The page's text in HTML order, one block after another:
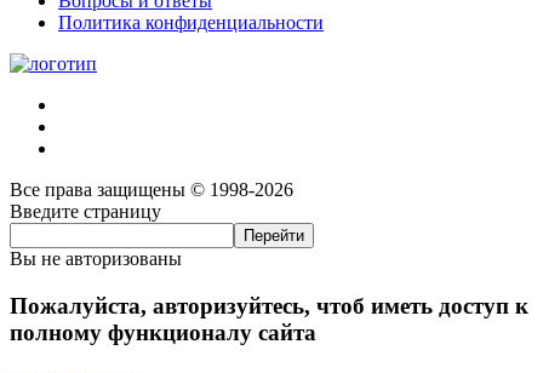
Политика конфиденциальности
Все права защищены © 1998-2026
Введите страницу
Вы не авторизованы
Пожалуйста, авторизуйтесь, чтоб иметь доступ к
полному функционалу сайта